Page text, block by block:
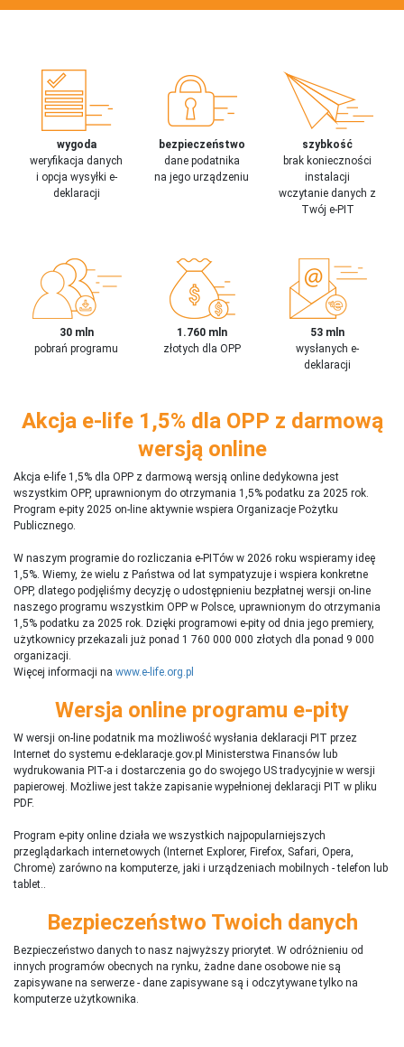
wygoda
weryfikacja danych
i opcja wysyłki e-
deklaracji
bezpieczeństwo
dane podatnika
na jego urządzeniu
szybkość
brak konieczności
instalacji
wczytanie danych z
Twój e-PIT
30 mln
pobrań programu
1.760 mln
złotych dla OPP
53 mln
wysłanych e-
deklaracji
Akcja e-life 1,5% dla OPP z darmową
wersją online
Akcja e-life 1,5% dla OPP z darmową wersją online dedykowna jest
wszystkim OPP, uprawnionym do otrzymania 1,5% podatku za 2025 rok.
Program e-pity 2025 on-line aktywnie wspiera Organizacje Pożytku
Publicznego.
W naszym programie do rozliczania e-PITów w 2026 roku wspieramy ideę
1,5%. Wiemy, że wielu z Państwa od lat sympatyzuje i wspiera konkretne
OPP, dlatego podjęliśmy decyzję o udostępnieniu bezpłatnej wersji on-line
naszego programu wszystkim OPP w Polsce, uprawnionym do otrzymania
1,5% podatku za 2025 rok. Dzięki programowi e-pity od dnia jego premiery,
użytkownicy przekazali już ponad 1 760 000 000 złotych dla ponad 9 000
organizacji.
Więcej informacji na www.e-life.org.pl
Wersja online programu e-pity
W wersji on-line podatnik ma możliwość wysłania deklaracji PIT przez
Internet do systemu e-deklaracje.gov.pl Ministerstwa Finansów lub
wydrukowania PIT-a i dostarczenia go do swojego US tradycyjnie w wersji
papierowej. Możliwe jest także zapisanie wypełnionej deklaracji PIT w pliku
PDF.
Program e-pity online działa we wszystkich najpopularniejszych
przeglądarkach internetowych (Internet Explorer, Firefox, Safari, Opera,
Chrome) zarówno na komputerze, jaki i urządzeniach mobilnych - telefon lub
tablet..
Bezpieczeństwo Twoich danych
Bezpieczeństwo danych to nasz najwyższy priorytet. W odróżnieniu od
innych programów obecnych na rynku, żadne dane osobowe nie są
zapisywane na serwerze - dane zapisywane są i odczytywane tylko na
komputerze użytkownika.